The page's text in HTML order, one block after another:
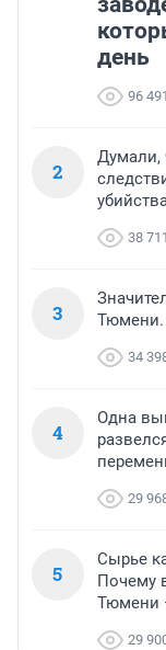
день
96 491
2
Думали,
38 711
3
Тюмени.
34
4
Одна
29
5
Сырье
Почему
Тюмени
29